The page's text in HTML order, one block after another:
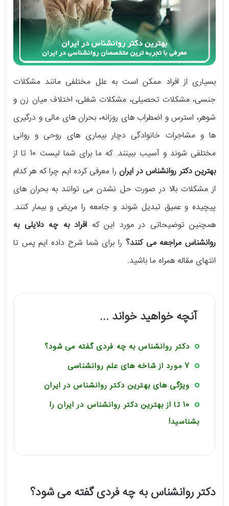
بسیاری از افراد ممکن است به علل مختلفی مانند مشکلات
جنسی، مشکلات تحصیلی، مشکلات شغلی، اختلاف میان زن و
شوهر، استرس و اضطراب های روزانه، بحران های مالی و درگیری
ها و مشاجرات خانوادگی دچار بیماری های روحی و روانی
مختلفی شوند و آسیب ببینند. که ما برای شما لیست 10 تا از
بهترین دکتر روانشناس در ایران را معرفی کرده ایم چرا که هر کدام
از مشکلات بالا در صورت حل نشدن می توانند به بحران های
پیچیده و عمیق تبدیل شوند و جامعه را مریض و بیمار کنند.
همچنین توضیحاتی در مورد این که افراد به چه دلایلی به
روانشناس مراجعه می کنند؟ را برای شما شرح داده ایم پس تا
انتهای مقاله همراه ما باشید.
آنچه خواهید خواند ...
دکتر روانشناس به چه فردی گفته می شود؟
7 مورد از شاخه های علم روانشناسی
ویژگی های بهترین دکتر روانشناس در ایران
10 تا از بهترین دکتر روانشناس در ایران را
بشناسید!
دکتر روانشناس به چه فردی گفته می شود؟